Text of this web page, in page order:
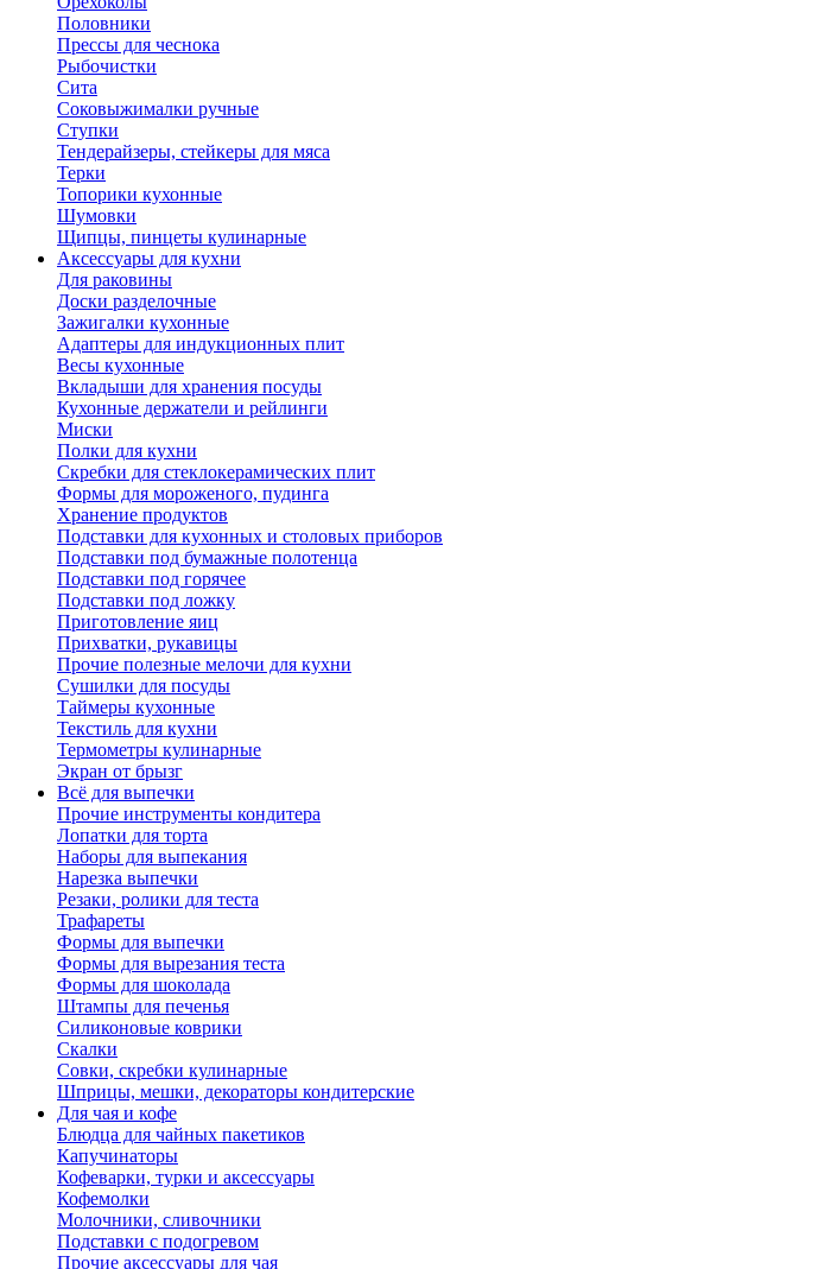
Половники
Прессы для чеснока
Рыбочистки
Сита
Соковыжималки ручные
Ступки
Тендерайзеры, стейкеры для мяса
Терки
Топорики кухонные
Шумовки
Щипцы, пинцеты кулинарные
Аксессуары для кухни
Для раковины
Доски разделочные
Зажигалки кухонные
Адаптеры для индукционных плит
Весы кухонные
Вкладыши для хранения посуды
Кухонные держатели и рейлинги
Миски
Полки для кухни
Скребки для стеклокерамических плит
Формы для мороженого, пудинга
Хранение продуктов
Подставки для кухонных и столовых приборов
Подставки под бумажные полотенца
Подставки под горячее
Подставки под ложку
Приготовление яиц
Прихватки, рукавицы
Прочие полезные мелочи для кухни
Сушилки для посуды
Таймеры кухонные
Текстиль для кухни
Термометры кулинарные
Экран от брызг
Всё для выпечки
Прочие инструменты кондитера
Лопатки для торта
Наборы для выпекания
Нарезка выпечки
Резаки, ролики для теста
Трафареты
Формы для выпечки
Формы для вырезания теста
Формы для шоколада
Штампы для печенья
Силиконовые коврики
Скалки
Совки, скребки кулинарные
Шприцы, мешки, декораторы кондитерские
Для чая и кофе
Блюдца для чайных пакетиков
Капучинаторы
Кофеварки, турки и аксессуары
Кофемолки
Молочники, сливочники
Подставки с подогревом
Прочие аксессуары для чая